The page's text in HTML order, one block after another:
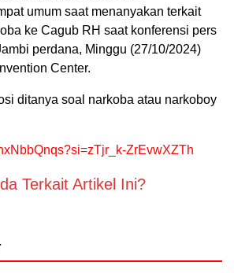
umum saat menanyakan terkait
ke Cagub RH saat konferensi pers
perdana, Minggu (27/10/2024)
Center.
ditanya soal narkoba atau narkoboy
ZrEvwXZTh
Terkait Artikel Ini?